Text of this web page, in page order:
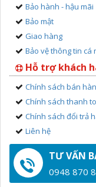
Bảo hành - hậu mãi
Bảo mật
Giao hàng
Bảo vệ thông tin cá
Hỗ trợ khách
Chính sách bán
Chính sách thanh
Chính sách đổi trả
Liên hệ
TƯ VẤN
0948 870